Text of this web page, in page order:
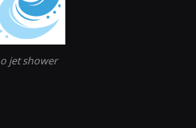
jet shower